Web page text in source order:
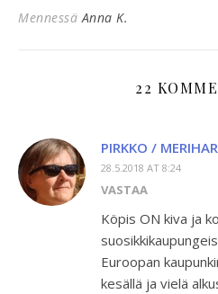
MennessäAnna K.
22
PIRKKO /
28.5.2018 AT 8:24
VASTAA
Köpis ON kiva ja
Euroopan
kesällä ja vielä